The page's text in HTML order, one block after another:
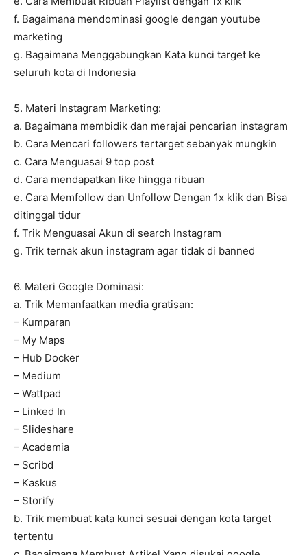
f. Bagaimana mendominasi google dengan youtube
marketing
g. Bagaimana Menggabungkan Kata kunci target ke
seluruh kota di Indonesia
5. Materi Instagram Marketing:
a. Bagaimana membidik dan merajai pencarian instagram
b. Cara Mencari followers tertarget sebanyak mungkin
c. Cara Menguasai 9 top post
d. Cara mendapatkan like hingga ribuan
e. Cara Memfollow dan Unfollow Dengan 1x klik dan Bisa
ditinggal tidur
f. Trik Menguasai Akun di search Instagram
g. Trik ternak akun instagram agar tidak di banned
6. Materi Google Dominasi:
a. Trik Memanfaatkan media gratisan:
– Kumparan
– My Maps
– Hub Docker
– Medium
– Wattpad
– Linked In
– Slideshare
– Academia
– Scribd
– Kaskus
– Storify
b. Trik membuat kata kunci sesuai dengan kota target
tertentu